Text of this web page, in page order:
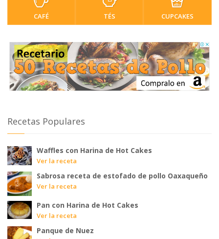
CAFÉ TÉS CUPCAKES
Recetas Populares
Waffles con Harina de Hot Cakes
Ver la receta
Sabrosa receta de estofado de pollo Oaxaqueño
Ver la receta
Pan con Harina de Hot Cakes
Ver la receta
Panque de Nuez